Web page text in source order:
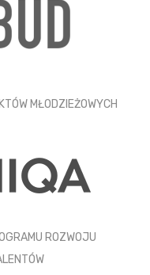
MŁODZIEŻOWYCH
ROZWOJU